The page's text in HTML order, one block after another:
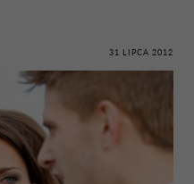
31 LIPCA 2012